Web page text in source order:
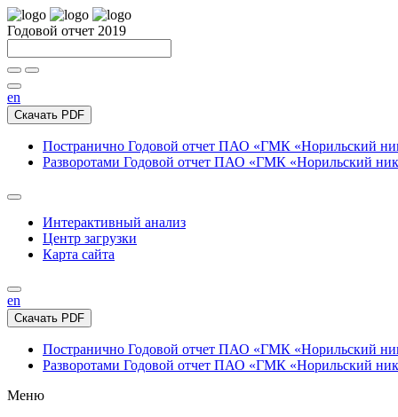
Годовой отчет 2019
en
Скачать PDF
Постранично Годовой отчет ПАО «ГМК «Норильский
Разворотами Годовой отчет ПАО «ГМК «Норильский
Интерактивный анализ
Центр загрузки
Карта сайта
en
Скачать PDF
Постранично Годовой отчет ПАО «ГМК «Норильский
Разворотами Годовой отчет ПАО «ГМК «Норильский
Меню